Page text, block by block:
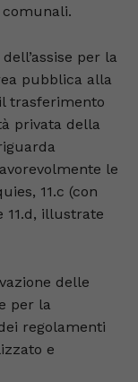
comunali.
per la
pubblica alla
trasferimento
privata della
le
11.c (con
11.d, illustrate
delle
per la
regolamenti
e